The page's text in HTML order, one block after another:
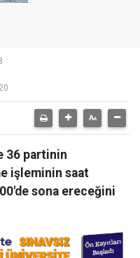
36 partinin
işleminin saat
sona ereceğini